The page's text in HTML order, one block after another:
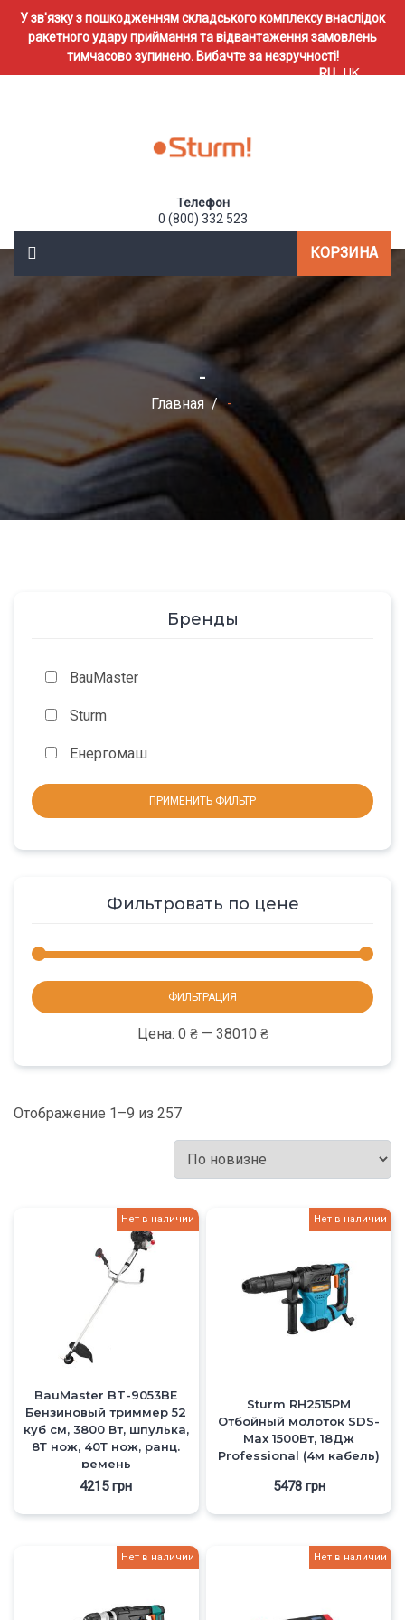
У зв'язку з пошкодженням складського комплексу внаслідок
ракетного удару приймання та відвантаження замовлень
тимчасово зупинено. Вибачте за незручності!
Телефон
0 (800) 332 523
КОРЗИНА
-
Главная -
Бренды
BauMaster
Sturm
Енергомаш
ПРИМЕНИТЬ ФИЛЬТР
Фильтровать по цене
ФИЛЬТРАЦИЯ
Цена: 0 ₴— 38010 ₴
Отображение 1–9 из 257
Нет в наличии
BauMaster BT-9053BE
Бензиновый триммер 52
куб см, 3800 Вт, шпулька,
8Т нож, 40Т нож, ранц.
ремень
4215грн
Нет в наличии
Sturm RH2515PM
Отбойный молоток SDS-
Max 1500Вт, 18Дж
Professional (4м кабель)
5478 грн
Нет в наличии Нет в наличии
RU UK